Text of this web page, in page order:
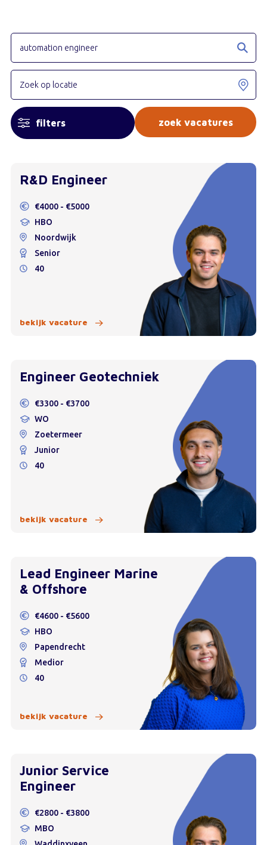
filters
R&D Engineer
€4000 - €5000
HBO
Noordwijk
Senior
40
bekijk vacature
Engineer Geotechniek
€3300 - €3700
WO
Zoetermeer
Junior
40
bekijk vacature
Lead Engineer Marine
& Offshore
€4600 - €5600
HBO
Papendrecht
Medior
40
bekijk vacature
Junior Service
Engineer
€2800 - €3800
MBO